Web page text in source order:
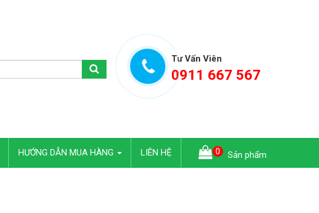
Tư Vấn Viên
0911 667 567
HƯỚNG DẪN MUA HÀNG LIÊN HỆ Sản phẩm
0